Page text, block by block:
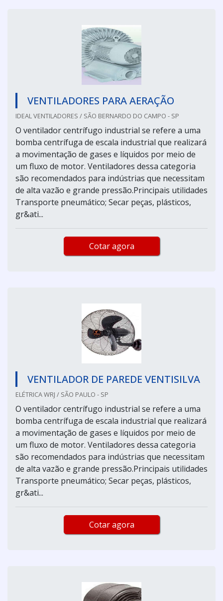
VENTILADORES PARA AERAÇÃO
IDEAL VENTILADORES / SÃO BERNARDO DO CAMPO - SP
O ventilador centrífugo industrial se refere a uma
bomba centrífuga de escala industrial que realizará
a movimentação de gases e líquidos por meio de
um fluxo de motor. Ventiladores dessa categoria
são recomendados para indústrias que necessitam
de alta vazão e grande pressão.Principais utilidades
Transporte pneumático; Secar peças, plásticos,
gr&ati...
Cotar agora
VENTILADOR DE PAREDE VENTISILVA
ELÉTRICA WRJ / SÃO PAULO - SP
O ventilador centrífugo industrial se refere a uma
bomba centrífuga de escala industrial que realizará
a movimentação de gases e líquidos por meio de
um fluxo de motor. Ventiladores dessa categoria
são recomendados para indústrias que necessitam
de alta vazão e grande pressão.Principais utilidades
Transporte pneumático; Secar peças, plásticos,
gr&ati...
Cotar agora